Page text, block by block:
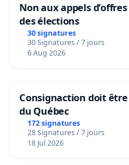
Non aux appels
des élections
30 signatures
30 Signatures / 7 jours
6 Aug 2026
Consignaction doit
du Québec
172 signatures
28 Signatures / 7 jours
18 Jul 2026